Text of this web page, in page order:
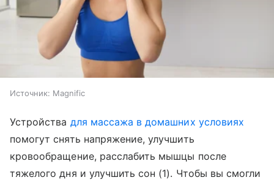
Источник: Magnific
Устройства для массажа в домашних условиях
помогут снять напряжение, улучшить
кровообращение, расслабить мышцы после
тяжелого дня и улучшить сон (1). Чтобы вы смогли